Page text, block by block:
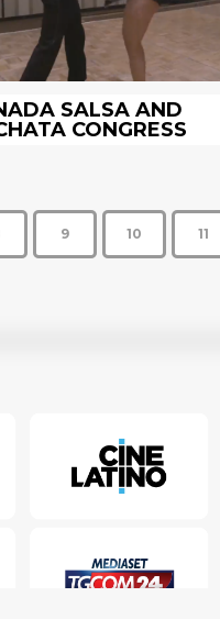
SALSA AND
CONGRESS
9 10 11